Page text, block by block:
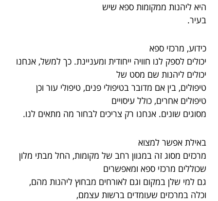
היא ליהנות ממקומות ספא שיש
בעיר.
כידוע, מרכזי ספא
יכולים לספק לנו חוויה ייחודית ומעניינת. כך למשל, אנחנו
יכולים ליהנות שם מסט של
טיפולים, בין אם מדובר בטיפולי פנים, טיפולי עור וכן
טיפולים אחרים, כולל עיסויים
מסוגים שונים. אנחנו רק צריכים לבחור מה מתאים לנו.
באילת אפשר למצוא
מרכזים מסוג זה במגוון רחב של מקומות, החל מבתי מלון
שכוללים מרכזי ספא ומאפשרים
גם למי שלן במקום וגם לאורחים מבחוץ ליהנות מהם,
וכלה במרכזים שעומדים ברשות עצמם,